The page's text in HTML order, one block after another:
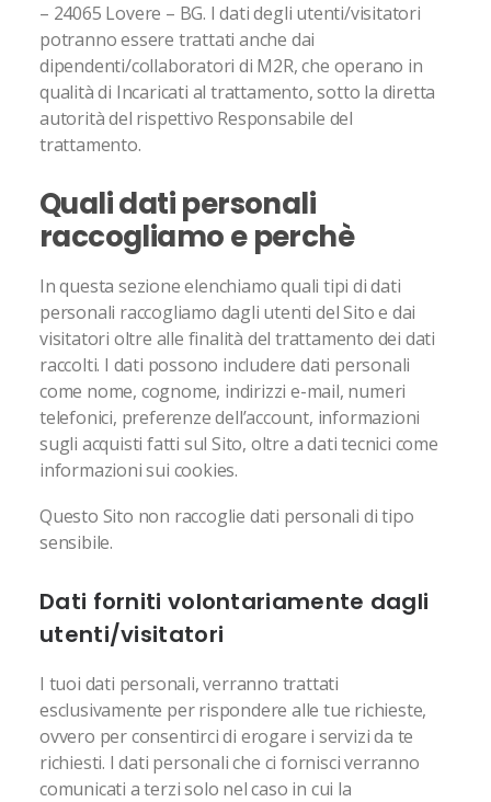
– 24065 Lovere – BG. I dati degli utenti/visitatori
potranno essere trattati anche dai
dipendenti/collaboratori di M2R, che operano in
qualità di Incaricati al trattamento, sotto la diretta
autorità del rispettivo Responsabile del
trattamento.
Quali dati personali
raccogliamo e perchè
In questa sezione elenchiamo quali tipi di dati
personali raccogliamo dagli utenti del Sito e dai
visitatori oltre alle finalità del trattamento dei dati
raccolti. I dati possono includere dati personali
come nome, cognome, indirizzi e-mail, numeri
telefonici, preferenze dell’account, informazioni
sugli acquisti fatti sul Sito, oltre a dati tecnici come
informazioni sui cookies.
Questo Sito non raccoglie dati personali di tipo
sensibile.
Dati forniti volontariamente dagli
utenti/visitatori
I tuoi dati personali, verranno trattati
esclusivamente per rispondere alle tue richieste,
ovvero per consentirci di erogare i servizi da te
richiesti. I dati personali che ci fornisci verranno
comunicati a terzi solo nel caso in cui la